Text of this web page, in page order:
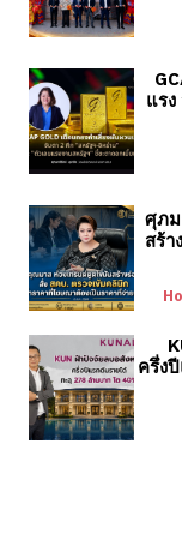
แร
ศุภ
สร้า
ครึ่ง